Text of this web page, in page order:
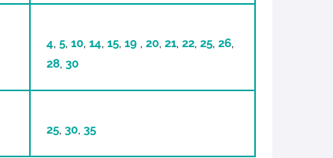
4,5,10,14,15,19 ,20,21,22,25,26,
28,30
25,30,35